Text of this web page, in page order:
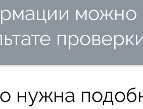
можно
нужна